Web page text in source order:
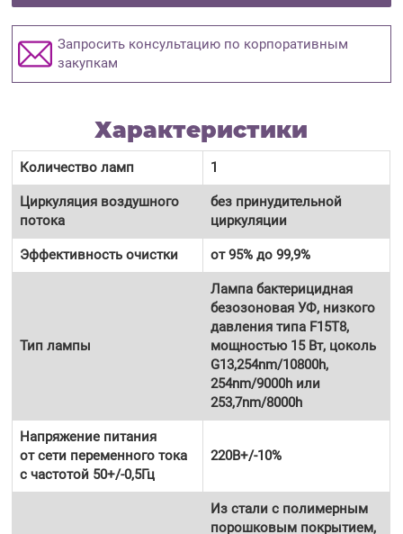
Запросить консультацию по корпоративным
закупкам
Характеристики
Количество ламп 1
Циркуляция воздушного
потока
без принудительной
циркуляции
Эффективность очистки от 95% до 99,9%
Тип лампы
Лампа бактерицидная
безозоновая УФ, низкого
давления типа F15T8,
мощностью 15 Вт, цоколь
G13,254nm/10800h,
254nm/9000h или
253,7nm/8000h
Напряжение питания
от сети переменного тока
с частотой 50+/-0,5Гц
220В+/-10%
Из стали с полимерным
порошковым покрытием,